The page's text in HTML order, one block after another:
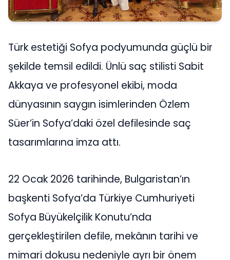
Türk estetiği Sofya podyumunda güçlü bir
şekilde temsil edildi. Ünlü saç stilisti Sabit
Akkaya ve profesyonel ekibi, moda
dünyasının saygın isimlerinden Özlem
Süer’in Sofya’daki özel defilesinde saç
tasarımlarına imza attı.
22 Ocak 2026 tarihinde, Bulgaristan’ın
başkenti Sofya’da Türkiye Cumhuriyeti
Sofya Büyükelçilik Konutu’nda
gerçekleştirilen defile, mekânın tarihi ve
mimari dokusu nedeniyle ayrı bir önem